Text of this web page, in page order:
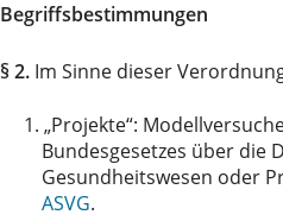
Begriffsbestimmungen
§ 2. Im Sinne dieser
1. „Projekte“:
Bundesgesetzes über die
Gesundheitswesen oder
ASVG.